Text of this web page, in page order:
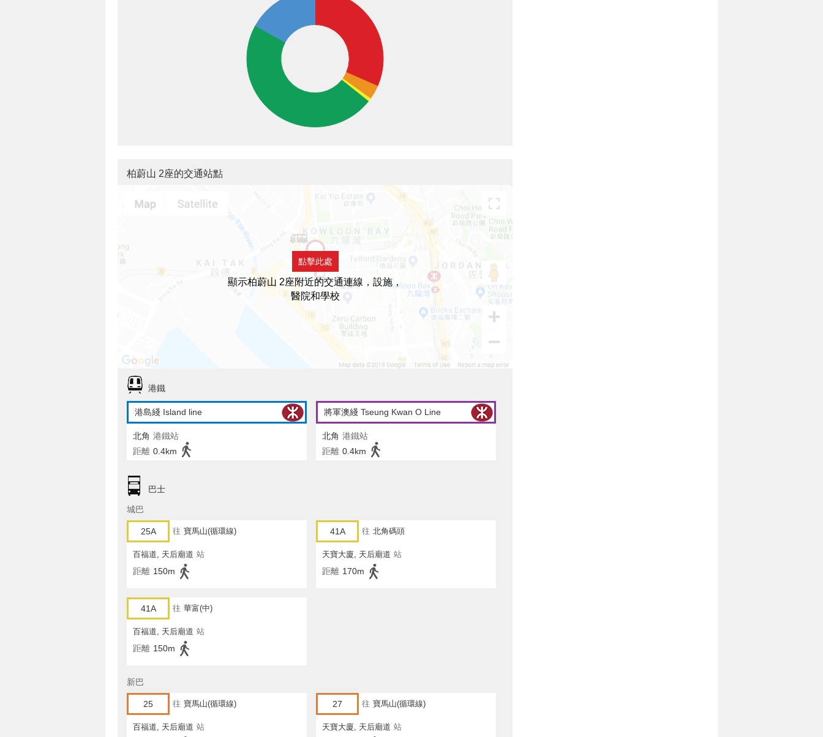
柏蔚山 2座的交通站點
點擊此處
顯示柏蔚山 2座附近的交通連線，設施，
醫院和學校
港鐵
港島綫 Island line
北角 港鐵站
距離 0.4km
將軍澳綫 Tseung Kwan O Line
北角 港鐵站
距離 0.4km
巴士
城巴
25A 往 寶馬山(循環線)
百福道, 天后廟道 站
距離 150m
41A 往 北角碼頭
天寶大廈, 天后廟道 站
距離 170m
41A 往 華富(中)
百福道, 天后廟道 站
距離 150m
新巴
25 往 寶馬山(循環線)
百福道, 天后廟道 站
27 往 寶馬山(循環線)
天寶大廈, 天后廟道 站